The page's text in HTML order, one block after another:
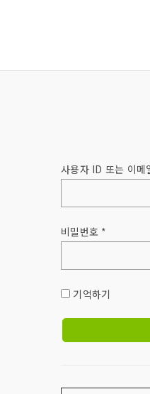
사용자 ID 또는 이메
비밀번호 *
기억하기